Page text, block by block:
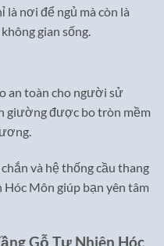
là nơi để ngủ mà còn là
gian sống.
an toàn cho người sử
giường được bo tròn mềm
và hệ thống cầu thang
Môn giúp bạn yên tâm
Gỗ Tự Nhiên Hóc